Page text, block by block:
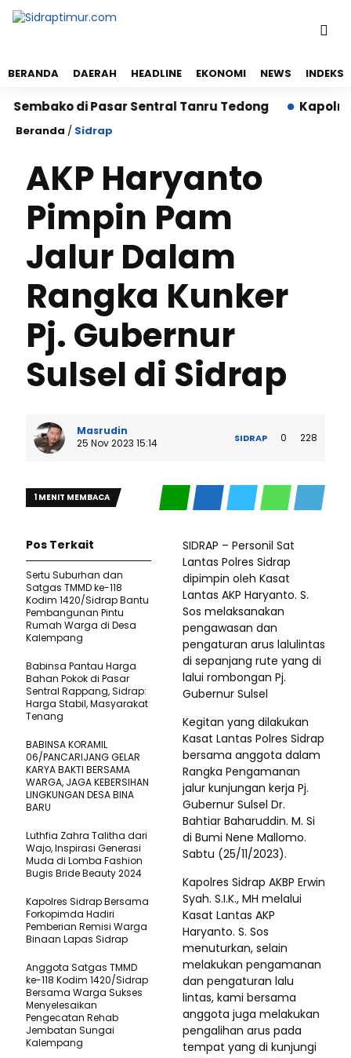
BERANDA DAERAH HEADLINE EKONOMI NEWS INDEKS
di Pasar Sentral Tanru Tedong Kapolres
Beranda / Sidrap
AKP Haryanto
Pimpin Pam
Jalur Dalam
Rangka Kunker
Pj. Gubernur
Sulsel di Sidrap
Masrudin
25 Nov 2023 15:14
SIDRAP 0 228
1 MENIT MEMBACA
SIDRAP – Personil Sat
Lantas Polres Sidrap
dipimpin oleh Kasat
Lantas AKP Haryanto. S.
Sos melaksanakan
pengawasan dan
pengaturan arus lalulintas
di sepanjang rute yang di
lalui rombongan Pj.
Gubernur Sulsel
Kegitan yang dilakukan
Kasat Lantas Polres Sidrap
bersama anggota dalam
Rangka Pengamanan
jalur kunjungan kerja Pj.
Gubernur Sulsel Dr.
Bahtiar Baharuddin. M. Si
di Bumi Nene Mallomo.
Sabtu (25/11/2023).
Kapolres Sidrap AKBP Erwin
Syah. S.I.K., MH melalui
Kasat Lantas AKP
Haryanto. S. Sos
menuturkan, selain
melakukan pengamanan
dan pengaturan lalu
lintas, kami bersama
anggota juga melakukan
pengalihan arus pada
tempat yang di kunjungi
Pos Terkait
Sertu Suburhan dan
Satgas TMMD ke-118
Kodim 1420/Sidrap Bantu
Pembangunan Pintu
Rumah Warga di Desa
Kalempang
Babinsa Pantau Harga
Bahan Pokok di Pasar
Sentral Rappang, Sidrap:
Harga Stabil, Masyarakat
Tenang
BABINSA KORAMIL
06/PANCARIJANG GELAR
KARYA BAKTI BERSAMA
WARGA, JAGA KEBERSIHAN
LINGKUNGAN DESA BINA
BARU
Luthfia Zahra Talitha dari
Wajo, Inspirasi Generasi
Muda di Lomba Fashion
Bugis Bride Beauty 2024
Kapolres Sidrap Bersama
Forkopimda Hadiri
Pemberian Remisi Warga
Binaan Lapas Sidrap
Anggota Satgas TMMD
ke-118 Kodim 1420/Sidrap
Bersama Warga Sukses
Menyelesaikan
Pengecatan Rehab
Jembatan Sungai
Kalempang